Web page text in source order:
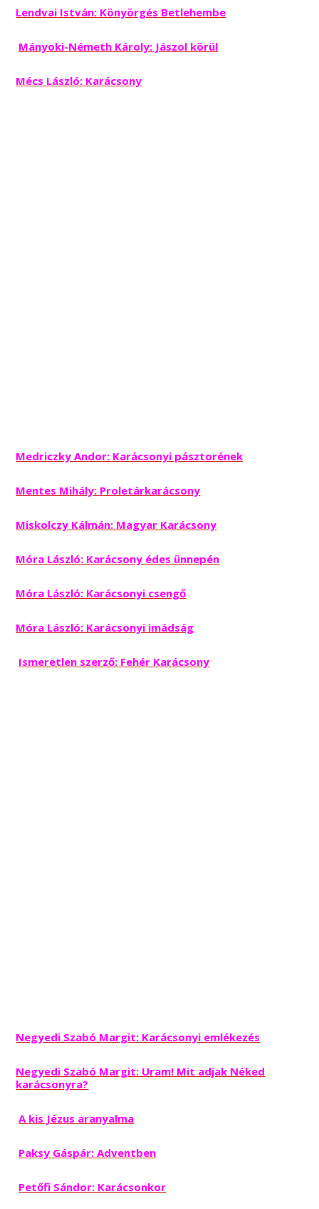
Lendvai István: Könyörgés Betlehembe
Mányoki-Németh Károly: Jászol körül
Mécs László: Karácsony
Medriczky Andor: Karácsonyi pásztorének
Mentes Mihály: Proletárkarácsony
Miskolczy Kálmán: Magyar Karácsony
Móra László: Karácsony édes ünnepén
Móra László: Karácsonyi csengő
Móra László: Karácsonyi imádság
Ismeretlen szerző: Fehér Karácsony
Negyedi Szabó Margit: Karácsonyi emlékezés
Negyedi Szabó Margit: Uram! Mit adjak Néked
karácsonyra?
A kis Jézus aranyalma
Paksy Gáspár: Adventben
Petőfi Sándor: Karácsonkor